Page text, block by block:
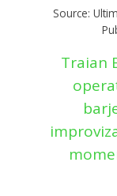
Source:
Traian